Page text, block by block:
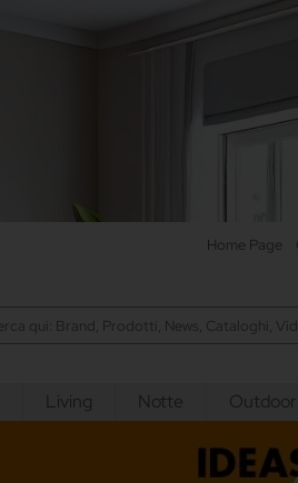
Home Page
Living Notte Outdoor